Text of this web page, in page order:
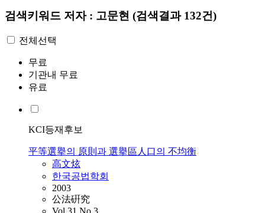
검색키워드 저자 : 고문현 (검색결과 132건)
전체선택
무료
기관내 무료
유료
KCI등재후보
平等選擧의 原則과 選擧區人口의 不均衡
高文炫
한국공법학회
2003
公法硏究